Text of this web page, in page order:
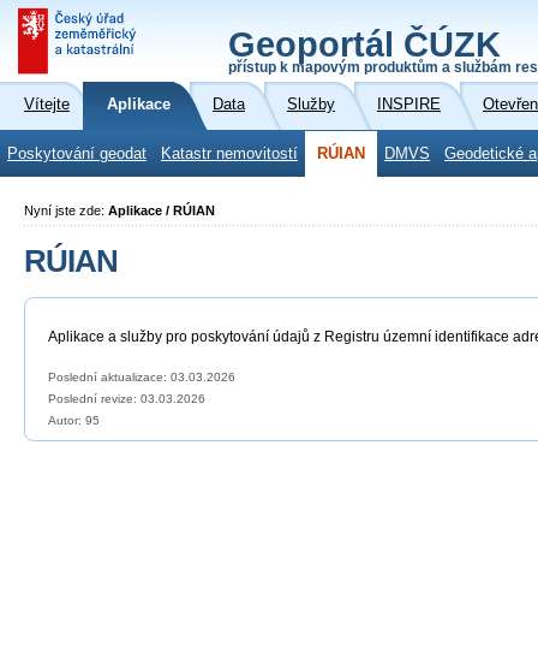
Geoportál ČÚZK
přístup k mapovým produktům a službám
Vítejte Aplikace Data Služby INSPIRE
Poskytování geodat Katastr nemovitostí RÚIAN DMVS Geodetické
Nyní jste zde: Aplikace / RÚIAN
RÚIAN
Aplikace a služby pro poskytování údajů z Registru územní identifikace
Poslední aktualizace: 03.03.2026
Poslední revize: 03.03.2026
Autor: 95